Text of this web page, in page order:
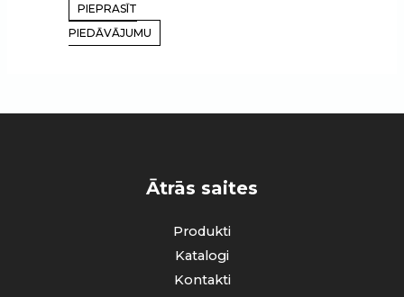
PIEPRASĪT
PIEDĀVĀJUMU
Ātrās saites
Produkti
Katalogi
Kontakti